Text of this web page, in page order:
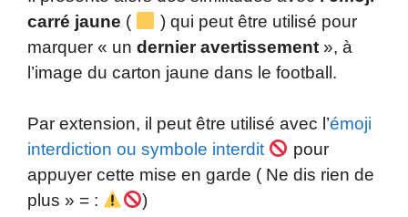
carré jaune (
) qui peut être utilisé pour
marquer « un dernier avertissement », à
l’image du carton jaune dans le football.
Par extension, il peut être utilisé avec l’émoji
interdiction ou symbole interdit
pour
appuyer cette mise en garde ( Ne dis rien de
plus » = :
)